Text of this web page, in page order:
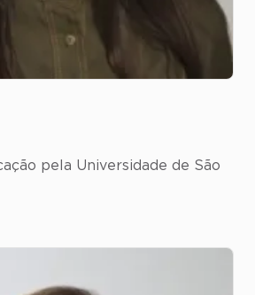
pela Universidade de São